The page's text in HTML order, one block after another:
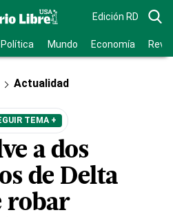
Edición RD
Política Mundo Economía
Actualidad
TEMA +
a dos
de Delta
robar